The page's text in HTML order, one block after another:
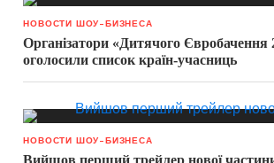
НОВОСТИ ШОУ-БИЗНЕСА
Організатори «Дитячого Євробачення
оголосили список країн-учасниць
НОВОСТИ ШОУ-БИЗНЕСА
Вийшов перший трейлер нової